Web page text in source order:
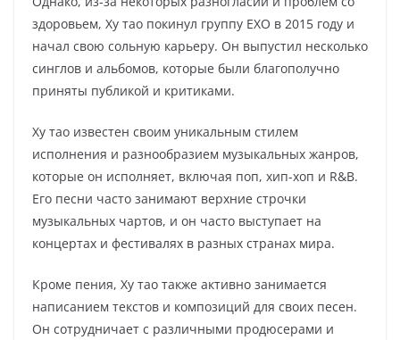
здоровьем, Ху тао покинул группу EXO в 2015 году и
начал свою сольную карьеру. Он выпустил несколько
синглов и альбомов, которые были благополучно
приняты публикой и критиками.
Ху тао известен своим уникальным стилем
исполнения и разнообразием музыкальных жанров,
которые он исполняет, включая поп, хип-хоп и R&B.
Его песни часто занимают верхние строчки
музыкальных чартов, и он часто выступает на
концертах и фестивалях в разных странах мира.
Кроме пения, Ху тао также активно занимается
написанием текстов и композиций для своих песен.
Он сотрудничает с различными продюсерами и